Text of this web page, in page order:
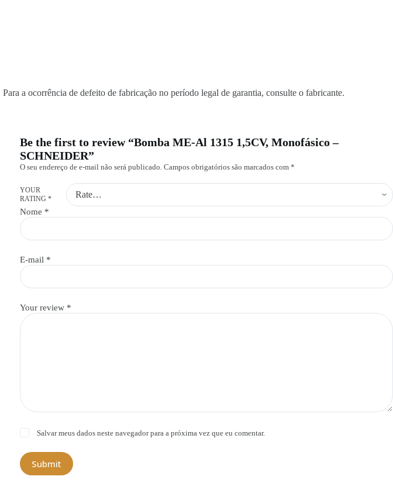
a ocorrência de defeito de fabricação no período legal de garantia, consulte o fabricante.
Be the first to review “Bomba ME-Al 1315 1,5CV, Monofásico –
SCHNEIDER”
O seu endereço de e-mail não será publicado. Campos obrigatórios são marcados com *
YOUR
RATING *
Nome *
E-mail*
Your review *
Salvar meus dados neste navegador para a próxima vez que eu comentar.
Submit